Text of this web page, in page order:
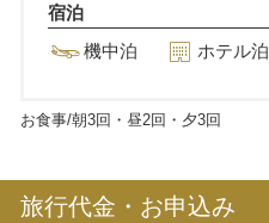
宿泊
機中泊
ホテル泊
お食事/朝3回・昼2回・夕3回
旅行代金・お申込み